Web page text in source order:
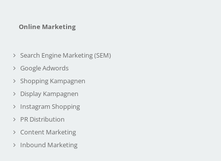
Online Marketing
Search Engine Marketing (SEM)
Google Adwords
Shopping Kampagnen
Display Kampagnen
Instagram Shopping
PR Distribution
Content Marketing
Inbound Marketing